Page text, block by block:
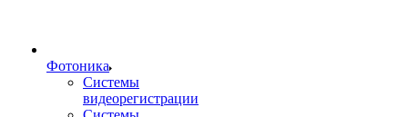
Фотоника
Cистемы
видеорегистрации